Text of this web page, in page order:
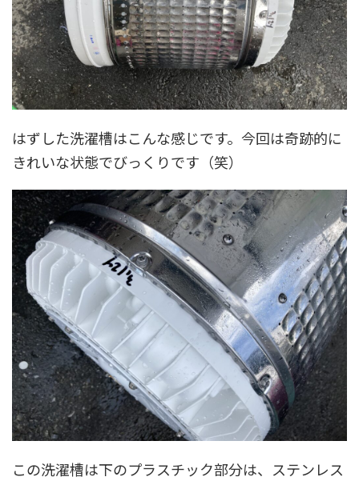
はずした洗濯槽はこんな感じです。今回は奇跡的に
きれいな状態でびっくりです（笑）
この洗濯槽は下のプラスチック部分は、ステンレス